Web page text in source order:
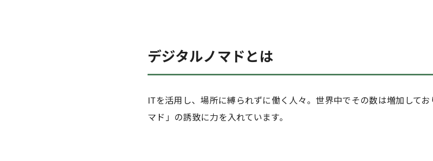
デジタルノマドとは
ITを活用し、場所に縛られずに働く人々。世界中でその数は増加して
マド」の誘致に力を入れています。